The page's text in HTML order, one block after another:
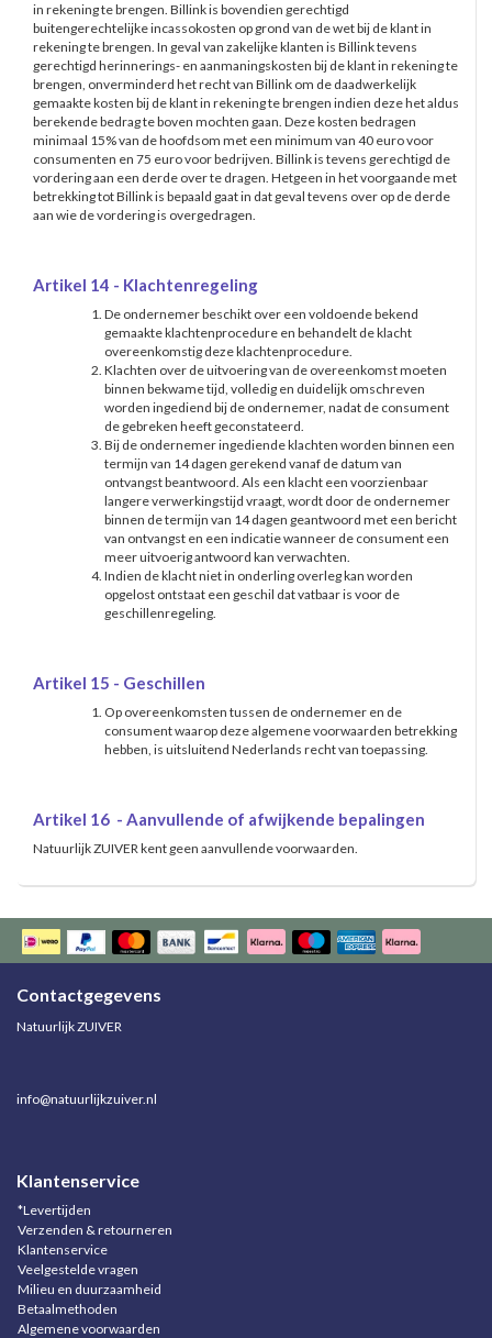
in rekening te brengen. Billink is bovendien gerechtigd
buitengerechtelijke incassokosten op grond van de wet bij de klant in
rekening te brengen. In geval van zakelijke klanten is Billink tevens
gerechtigd herinnerings- en aanmaningskosten bij de klant in rekening te
brengen, onverminderd het recht van Billink om de daadwerkelijk
gemaakte kosten bij de klant in rekening te brengen indien deze het aldus
berekende bedrag te boven mochten gaan. Deze kosten bedragen
minimaal 15% van de hoofdsom met een minimum van 40 euro voor
consumenten en 75 euro voor bedrijven. Billink is tevens gerechtigd de
vordering aan een derde over te dragen. Hetgeen in het voorgaande met
betrekking tot Billink is bepaald gaat in dat geval tevens over op de derde
aan wie de vordering is overgedragen.
Artikel 14 - Klachtenregeling
De ondernemer beschikt over een voldoende bekend
gemaakte klachtenprocedure en behandelt de klacht
overeenkomstig deze klachtenprocedure.
Klachten over de uitvoering van de overeenkomst moeten
binnen bekwame tijd, volledig en duidelijk omschreven
worden ingediend bij de ondernemer, nadat de consument
de gebreken heeft geconstateerd.
Bij de ondernemer ingediende klachten worden binnen een
termijn van 14 dagen gerekend vanaf de datum van
ontvangst beantwoord. Als een klacht een voorzienbaar
langere verwerkingstijd vraagt, wordt door de ondernemer
binnen de termijn van 14 dagen geantwoord met een bericht
van ontvangst en een indicatie wanneer de consument een
meer uitvoerig antwoord kan verwachten.
Indien de klacht niet in onderling overleg kan worden
opgelost ontstaat een geschil dat vatbaar is voor de
geschillenregeling.
Artikel 15 - Geschillen
Op overeenkomsten tussen de ondernemer en de
consument waarop deze algemene voorwaarden betrekking
hebben, is uitsluitend Nederlands recht van toepassing.
Artikel 16 - Aanvullende of afwijkende bepalingen
Natuurlijk ZUIVER kent geen aanvullende voorwaarden.
Contactgegevens
Natuurlijk ZUIVER
info@natuurlijkzuiver.nl
Klantenservice
*Levertijden
Verzenden & retourneren
Klantenservice
Veelgestelde vragen
Milieu en duurzaamheid
Betaalmethoden
Algemene voorwaarden